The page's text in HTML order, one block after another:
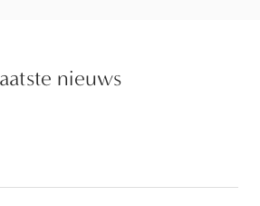
nieuws